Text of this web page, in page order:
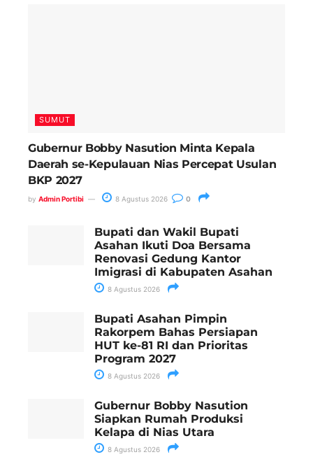
SUMUT
Gubernur Bobby Nasution Minta Kepala
Daerah se-Kepulauan Nias Percepat Usulan
BKP 2027
by Admin Portibi 8 Agustus 2026 0
Bupati dan Wakil Bupati
Asahan Ikuti Doa Bersama
Renovasi Gedung Kantor
Imigrasi di Kabupaten Asahan
8 Agustus 2026
Bupati Asahan Pimpin
Rakorpem Bahas Persiapan
HUT ke-81 RI dan Prioritas
Program 2027
8 Agustus 2026
Gubernur Bobby Nasution
Siapkan Rumah Produksi
Kelapa di Nias Utara
8 Agustus 2026